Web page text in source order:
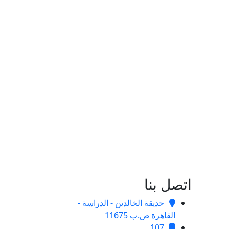
اتصل بنا
حديقة الخالدين - الدراسة -
القاهرة ص.ب 11675